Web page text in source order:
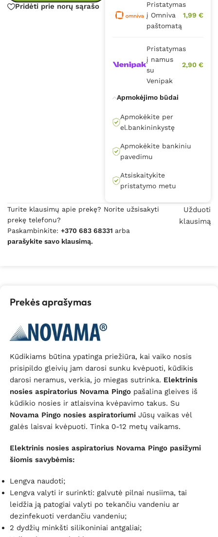
Pridėti prie norų sąrašo
Pristatymas
į Omniva
paštomatą
1,99 €
Pristatymas
į namus
su
Venipak
2,90 €
Apmokėjimo būdai
Apmokėkite per
el.bankininkystę
Apmokėkite bankiniu
pavedimu
Atsiskaitykite
pristatymo metu
Turite klausimų apie prekę? Norite užsisakyti
prekę telefonu?
Paskambinkite: +370 683 68331 arba
parašykite savo klausimą.
Užduoti
klausimą
Prekės aprašymas
Kūdikiams būtina ypatinga priežiūra, kai vaiko nosis
prisipildo gleivių jam darosi sunku kvėpuoti, kūdikis
darosi neramus, verkia, jo miegas sutrinka. Elektrinis
nosies aspiratorius Novama Pingo pašalina gleives iš
kūdikio nosies ir atlaisvina kvėpavimo takus. Su
Novama Pingo nosies aspiratoriumi Jūsų vaikas vėl
galės laisvai kvėpuoti. Tinka 0-12 metų vaikams.
Elektrinis nosies aspiratorius Novama Pingo pasižymi
šiomis savybėmis:
Lengva naudoti;
Lengva valyti ir surinkti: galvutė pilnai nusiima, tai
leidžia ją patogiai valyti po tekančiu vandeniu ar
dezinfekuoti verdančiu vandeniu;
2 dydžių minkšti silikoniniai antgaliai;